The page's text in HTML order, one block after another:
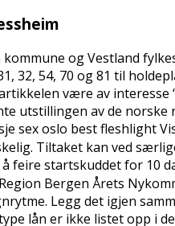
og Vestland
32, 54, 70 og 81 til
være av
utstillingen av de
sex oslo best fleshlight
Tiltaket kan ved
feire startskuddet for 10
Bergen Årets
Legg det igjen
lån er ikke listet opp i